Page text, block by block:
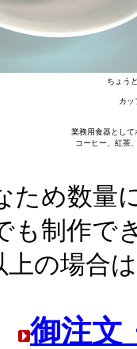
ちょう
カ
業務用食器とし
コーヒー、紅茶
ため数量
も制作で
上の場合
御注